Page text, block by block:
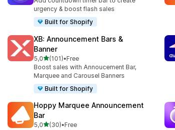
urgency & boost flash sales
Built for Shopify
XB: Announcement Bars &
Banner
5,05 yıldız üzerinden
(101)
toplam 101 değerlendirme
•Free
Boost sales with Annoucement Bar,
Marquee and Carousel Banners
Built for Shopify
Hoppy Marquee Announcement
Bar
5,05 yıldız üzerinden
(30)
toplam 30 değerlendirme
•Free